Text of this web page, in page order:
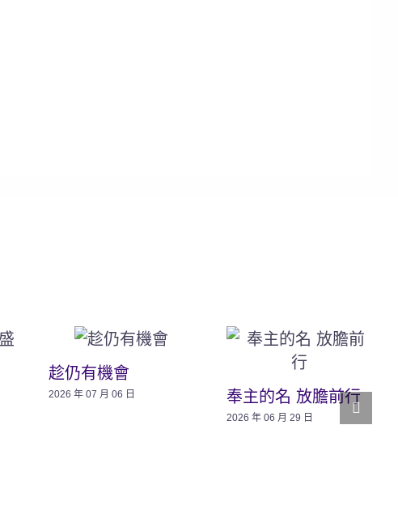
趁仍有機會
2026 年 07 月 06 日 奉主的名 放膽前行
2026 年 06 月 29 日